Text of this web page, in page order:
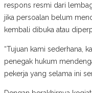
respons resmi dari
jika persoalan belum
kembali dibuka atau
“Tujuan kami sederhana,
penegak hukum
pekerja yang selama ini